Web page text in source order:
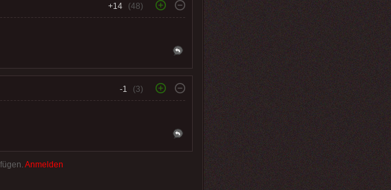
+14 (48)
-1 (3)
Anmelden